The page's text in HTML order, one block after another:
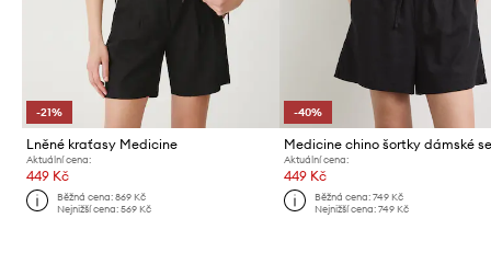
-21%
Lněné kraťasy Medicine
Aktuální cena:
449 Kč
Běžná cena:869 Kč
Nejnižší cena:569 Kč
-40%
Medicine chino šortky dámské
Aktuální cena:
449 Kč
Běžná cena: 749 Kč
Nejnižší cena: 749 Kč